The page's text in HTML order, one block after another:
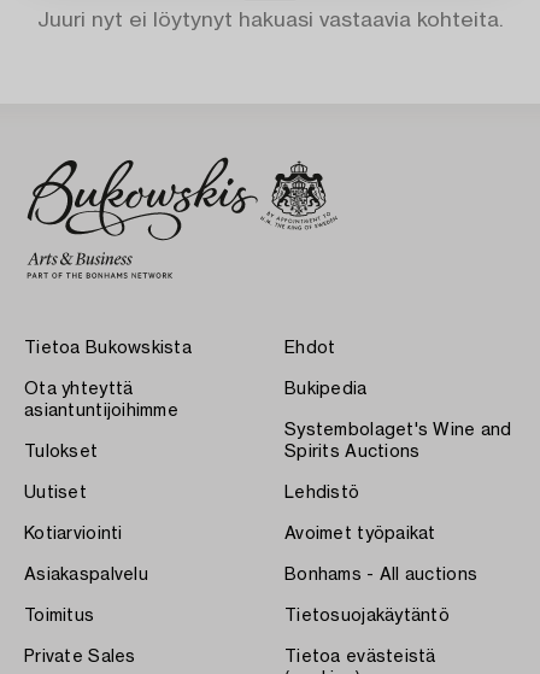
Juuri nyt ei löytynyt hakuasi vastaavia kohteita.
Tietoa Bukowskista
Ota yhteyttä
asiantuntijoihimme
Tulokset
Uutiset
Kotiarviointi
Asiakaspalvelu
Toimitus
Private Sales
Ehdot
Bukipedia
Systembolaget's Wine and
Spirits Auctions
Lehdistö
Avoimet työpaikat
Bonhams - All auctions
Tietosuojakäytäntö
Tietoa evästeistä